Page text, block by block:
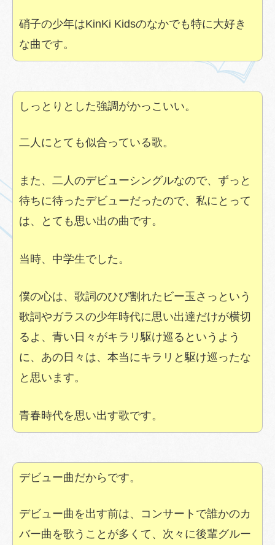
硝子の少年はKinKi Kidsのなかでも特に大好き
な曲です。
しっとりとした強調がかっこいい。
二人にとても似合っている歌。
また、二人のデビューシングルなので、ずっと
待ちに待ったデビューだったので、私にとって
は、とても思い出の曲です。
当時、中学生でした。
僕の心は、歌詞のひび割れたビー玉さっという
歌詞やガラスの少年時代に思い出達だけが横切
るよ、青い日々がキラリ駆け巡るというよう
に、あの日々は、本当にキラリと駆け巡ったな
と思います。
青春時代を思い出す歌です。
デビュー曲だからです。
デビュー曲を出す前は、コンサートで誰かのカ
バー曲を歌うことが多くて、次々に後輩グルー